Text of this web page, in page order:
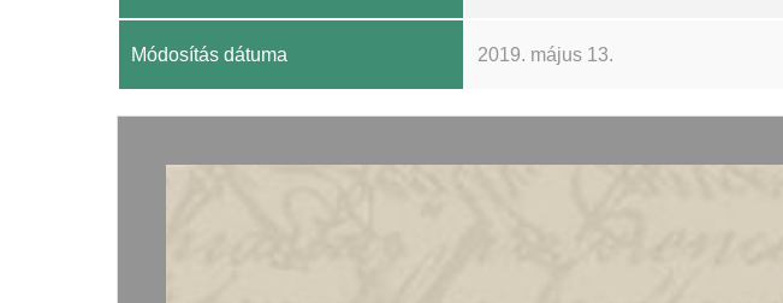
Módosítás dátuma 2019. május 13.